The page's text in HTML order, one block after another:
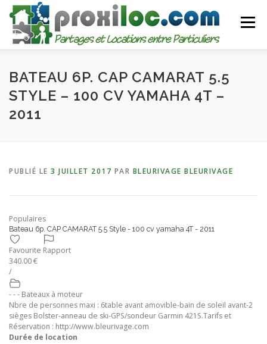
Aller
contenu
Menu
CATEGORIES AJOUTER UNE ANNONCE
MON COMPTE
BATEAU 6P. CAP CAMARAT 5.5
STYLE – 100 CV YAMAHA 4T –
2011
PUBLIÉ LE 3 JUILLET 2017 PAR BLEURIVAGE BLEURIVAGE
Populaires
Bateau 6p. CAP CAMARAT 5.5 Style - 100 cv yamaha 4T - 2011
Favourite Rapport
340.00 €
/
- - - Bateaux à moteur
Nbre de personnes maxi : 6table avant amovible-bain de soleil avant-2
sièges Bolster-anneau de ski-GPS/sondeur Garmin 421S.Tarifs et
Réservation : http://www.bleurivage.com
Durée de location